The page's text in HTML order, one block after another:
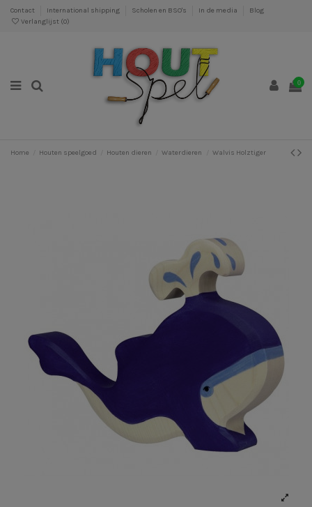
Contact International shipping Scholen en BSO's In de media
Blog
Verlanglijst (0)
0
Home Houten speelgoed Houten dieren Waterdieren Walvis Holztiger